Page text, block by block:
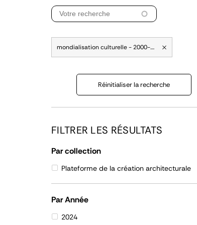
mondialisation culturelle - 2000-....
Réinitialiser la recherche
FILTRER LES RÉSULTATS
Par collection
Plateforme de la création architecturale
Par Année
2024